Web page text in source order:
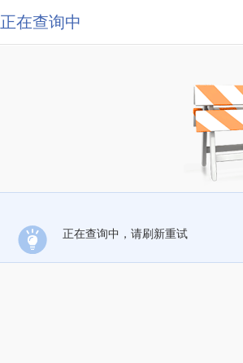
正在查询中
正在查询中，请刷新重试